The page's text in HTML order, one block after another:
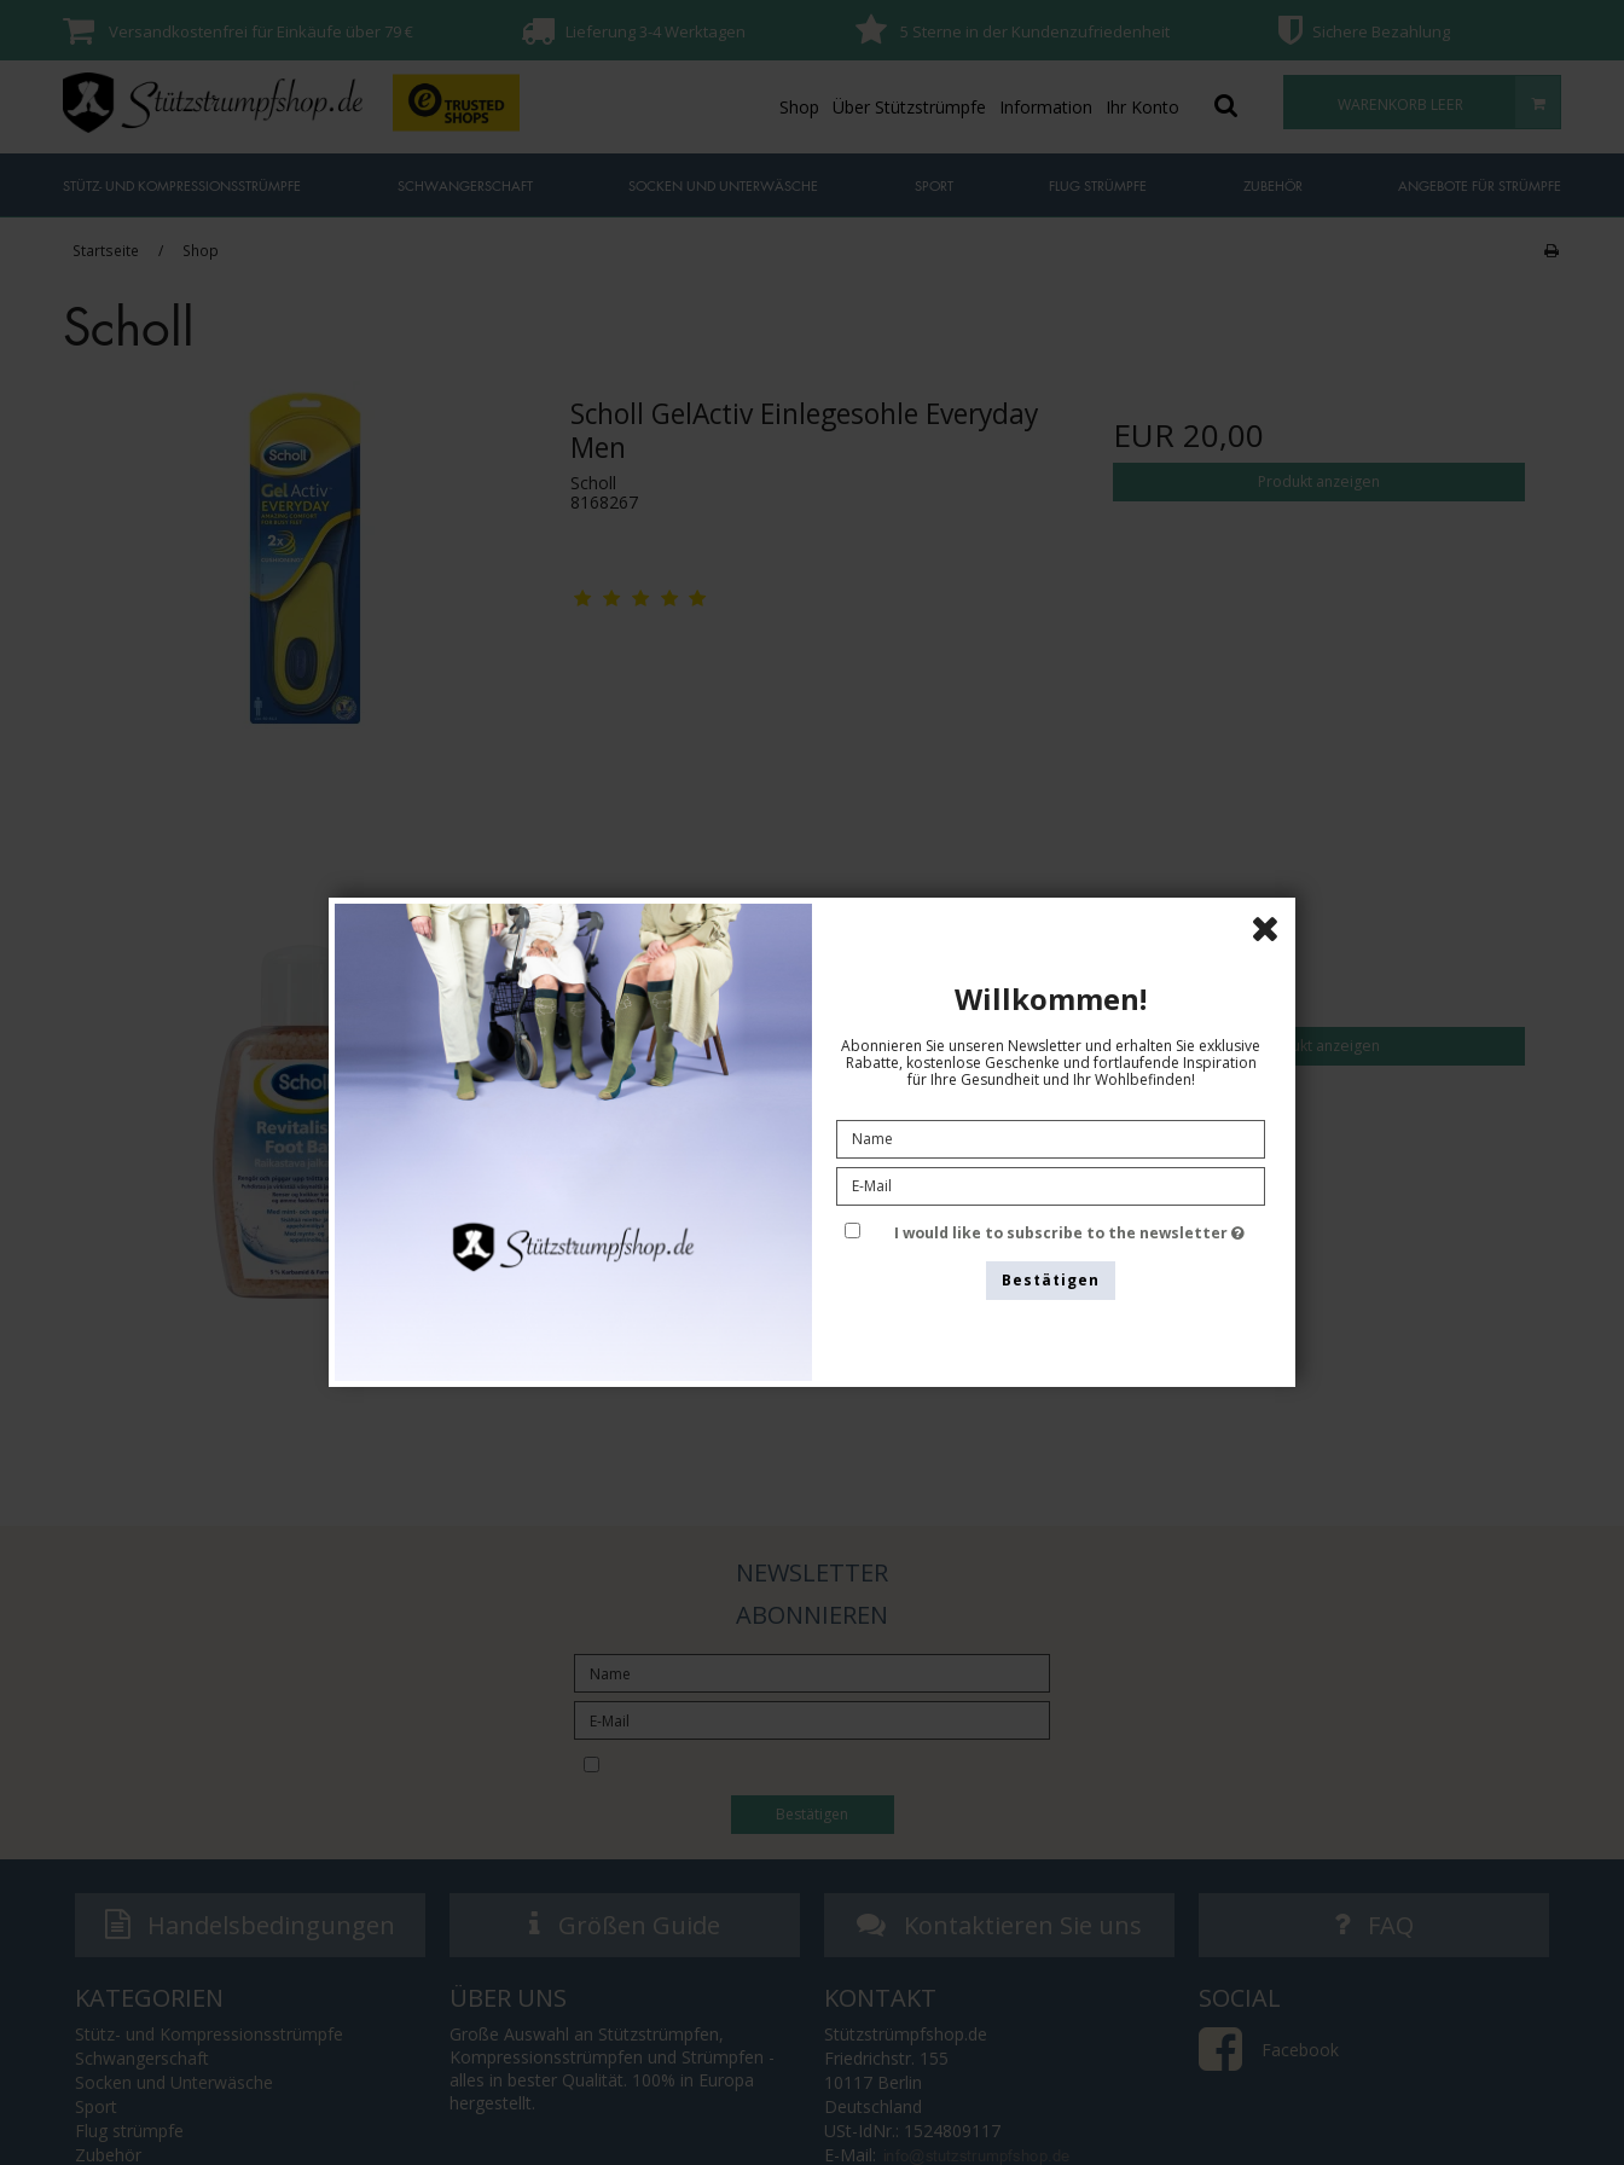
Versandkostenfrei für Einkäufe über 79 € Lieferung 3-4 Werktagen 5 Sterne in der Kundenzufriedenheit Sichere Bezahlung
WARENKORB LEER
Shop Über Stützstrümpfe Information Ihr Konto
STÜTZ- UND KOMPRESSIONSSTRÜMPFE SCHWANGERSCHAFT SOCKEN UND UNTERWÄSCHE SPORT FLUG STRÜMPFE ZUBEHÖR ANGEBOTE FÜR STRÜMPFE
Startseite / Shop
Scholl
Scholl GelActiv Einlegesohle Everyday
Men
Scholl
8168267
EUR 20,00
Produkt anzeigen
Scholl Revitalising Foot Bath 275 g
Scholl
10035152
EUR 8,00
Produkt anzeigen
Willkommen!
Abonnieren Sie unseren Newsletter und erhalten Sie exklusive
Rabatte, kostenlose Geschenke und fortlaufende Inspiration
für Ihre Gesundheit und Ihr Wohlbefinden!
I would like to subscribe to the newsletter
Bestätigen
NEWSLETTER
ABONNIEREN
Bestätigen
Handelsbedingungen Größen Guide Kontaktieren Sie uns FAQ
KATEGORIEN
Stütz- und Kompressionsstrümpfe
Schwangerschaft
Socken und Unterwäsche
Sport
Flug strümpfe
Zubehör
ÜBER UNS
Große Auswahl an Stützstrümpfen,
Kompressionsstrümpfen und Strümpfen -
alles in bester Qualität. 100% in Europa
hergestellt.
KONTAKT
Stützstrümpfshop.de
Friedrichstr. 155
10117 Berlin
Deutschland
USt-IdNr.: 1524809117
E-Mail:
SOCIAL
Facebook